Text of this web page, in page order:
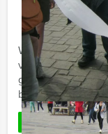
Welkom in
van Holland Tour
gevulde
bedoeling dat u ...
LEES MEER